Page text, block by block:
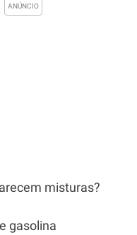
misturas?
gasolina